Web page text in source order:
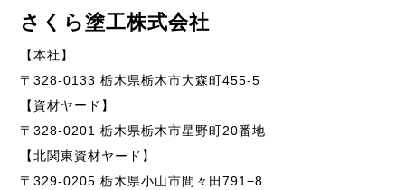
さくら塗工株式会社
【本社】
〒328-0133 栃木県栃木市大森町455-5
【資材ヤード】
〒328-0201 栃木県栃木市星野町20番地
【北関東資材ヤード】
〒329-0205 栃木県小山市間々田791−8